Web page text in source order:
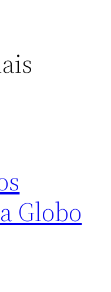
Globo